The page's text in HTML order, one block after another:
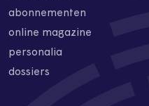
abonnementen
online magazine
personalia
dossiers